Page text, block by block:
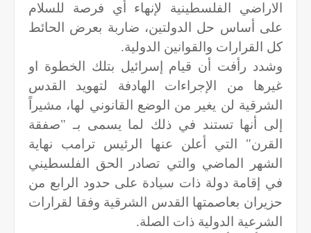
الاراضي الفلسطينية لإنهاء أي فرصة للسلام
على أساس حل الدولتين، ضاربة بعرض الحائط
كل القرارات والقوانين الدولية.
وشدد رأفت أن قيام إسرائيل بتلك الخطوة او
غيرها من الإجراءات الهادفة لتهويد القدس
الشرقية لن يغير من الوضع القانوني لها، مشيراً
إلى أنها تستند في ذلك لما يسمى بـ "صفقة
القرن" التي أعلن عنها الرئيس ترامب نهاية
الشهر الماضي والتي تصادر الحق الفلسطيني
في إقامة دولة ذات سيادة على حدود الرابع من
حزيران بعاصمتها القدس الشرقية وفقا لقرارات
الشرعية الدولية ذات الصلة.